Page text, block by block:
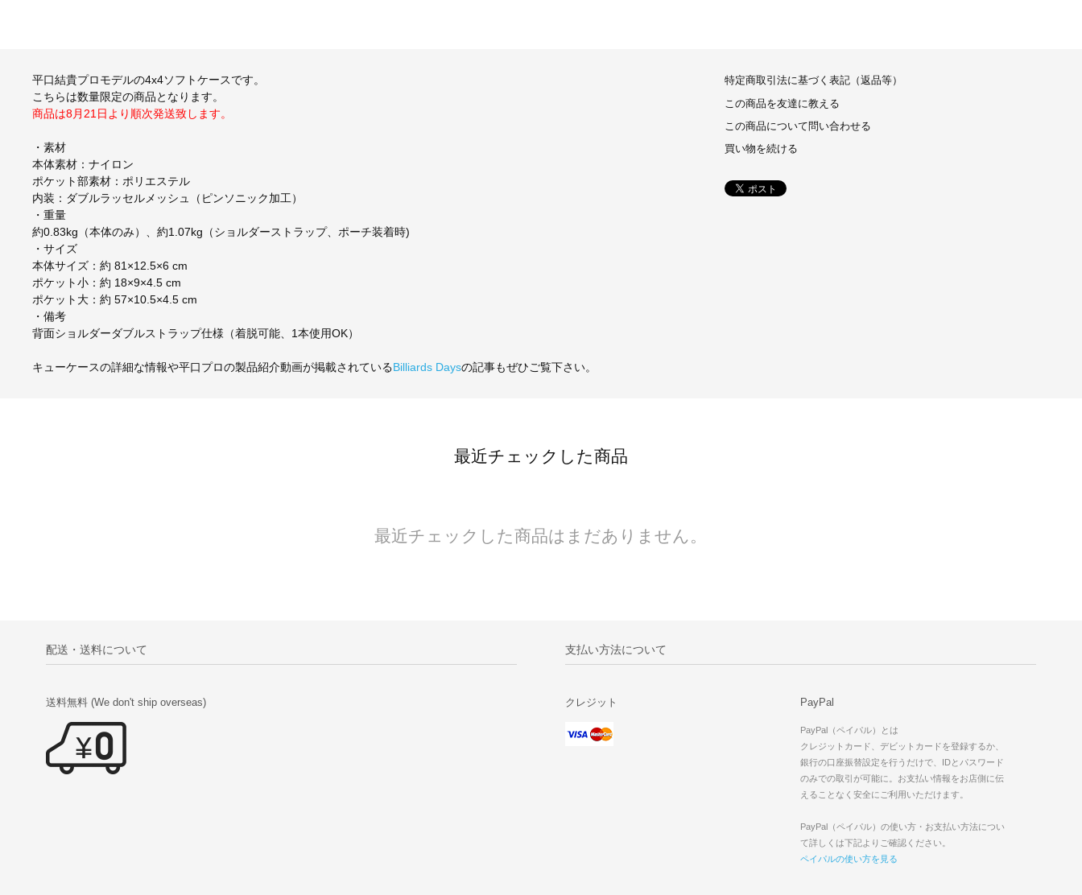
平口結貴プロモデルの4x4ソフトケースです。
こちらは数量限定の商品となります。
商品は8月21日より順次発送致します。
・素材
本体素材：ナイロン
ポケット部素材：ポリエステル
内装：ダブルラッセルメッシュ（ピンソニック加工）
・重量
約0.83kg（本体のみ）、約1.07kg（ショルダーストラップ、ポーチ装着時)
・サイズ
本体サイズ：約 81×12.5×6 cm
ポケット小：約 18×9×4.5 cm
ポケット大：約 57×10.5×4.5 cm
・備考
背面ショルダーダブルストラップ仕様（着脱可能、1本使用OK）
キューケースの詳細な情報や平口プロの製品紹介動画が掲載されているBilliards Daysの記事もぜひご覧下さい。
特定商取引法に基づく表記（返品等）
この商品を友達に教える
この商品について問い合わせる
買い物を続ける
最近チェックした商品
最近チェックした商品はまだありません。
配送・送料について
送料無料 (We don't ship overseas)
支払い方法について
クレジット PayPal
PayPal（ペイパル）とは
クレジットカード、デビットカードを登録するか、
銀行の口座振替設定を行うだけで、IDとパスワード
のみでの取引が可能に。お支払い情報をお店側に伝
えることなく安全にご利用いただけます。
PayPal（ペイパル）の使い方・お支払い方法につい
て詳しくは下記よりご確認ください。
ペイパルの使い方を見る